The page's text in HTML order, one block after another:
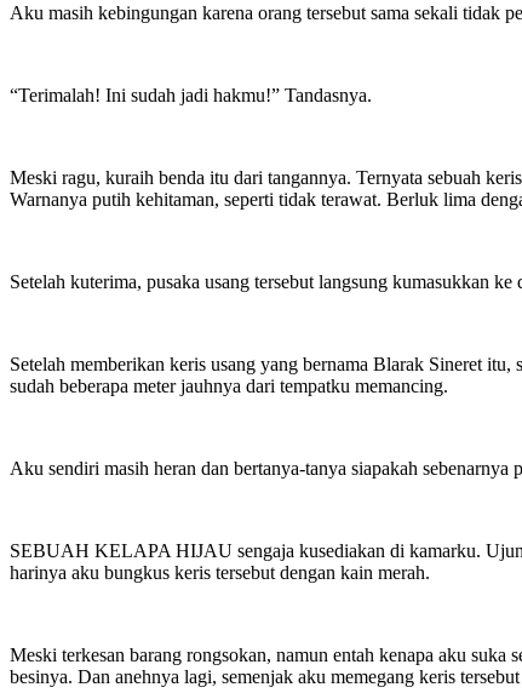
Aku masih kebingungan karena orang tersebut sama sekali tidak
“Terimalah! Ini sudah jadi hakmu!” Tandasnya.
Meski ragu, kuraih benda itu dari tangannya. Ternyata sebuah
Warnanya putih kehitaman, seperti tidak terawat. Berluk lima
Setelah kuterima, pusaka usang tersebut langsung kumasukkan
Setelah memberikan keris usang yang bernama Blarak Sineret
sudah beberapa meter jauhnya dari tempatku memancing.
Aku sendiri masih heran dan bertanya-tanya siapakah sebenarnya
SEBUAH KELAPA HIJAU sengaja kusediakan di kamarku.
harinya aku bungkus keris tersebut dengan kain merah.
Meski terkesan barang rongsokan, namun entah kenapa aku
besinya. Dan anehnya lagi, semenjak aku memegang keris